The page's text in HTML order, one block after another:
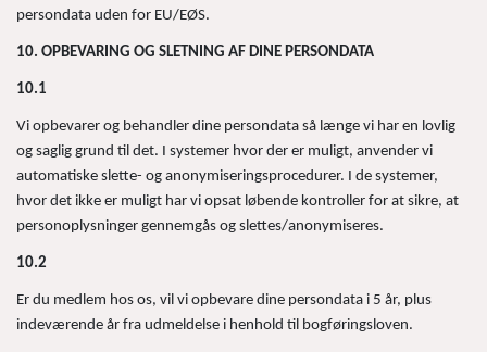
persondata uden for EU/EØS.
10. OPBEVARING OG SLETNING AF DINE PERSONDATA
10.1
Vi opbevarer og behandler dine persondata så længe vi har en lovlig
og saglig grund til det. I systemer hvor der er muligt, anvender vi
automatiske slette- og anonymiseringsprocedurer. I de systemer,
hvor det ikke er muligt har vi opsat løbende kontroller for at sikre, at
personoplysninger gennemgås og slettes/anonymiseres.
10.2
Er du medlem hos os, vil vi opbevare dine persondata i 5 år, plus
indeværende år fra udmeldelse i henhold til bogføringsloven.